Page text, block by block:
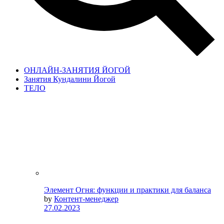
ОНЛАЙН-ЗАНЯТИЯ ЙОГОЙ
Занятия Кундалини Йогой
ТЕЛО
Элемент Огня: функции и практики для баланса
by Контент-менеджер
27.02.2023